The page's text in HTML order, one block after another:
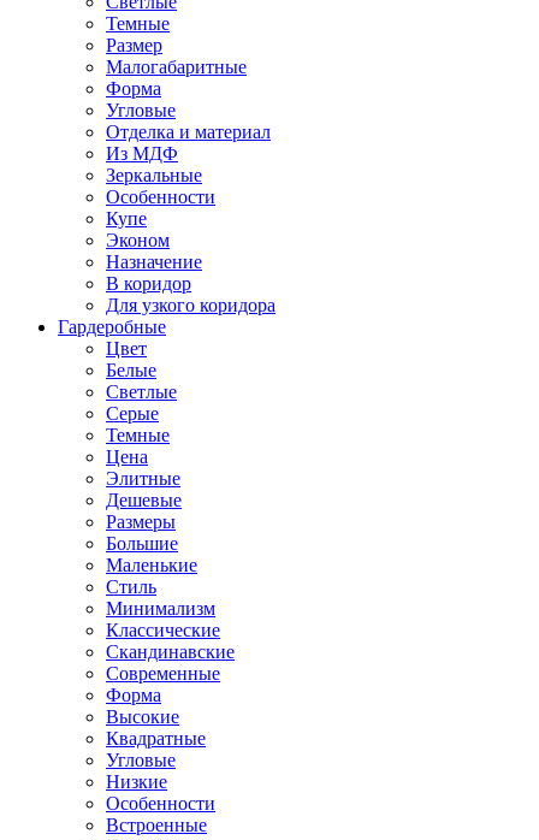
Темные
Размер
Малогабаритные
Форма
Угловые
Отделка и материал
Из МДФ
Зеркальные
Особенности
Купе
Эконом
Назначение
В коридор
Для узкого коридора
Гардеробные
Цвет
Белые
Светлые
Серые
Темные
Цена
Элитные
Дешевые
Размеры
Большие
Маленькие
Стиль
Минимализм
Классические
Скандинавские
Современные
Форма
Высокие
Квадратные
Угловые
Низкие
Особенности
Встроенные